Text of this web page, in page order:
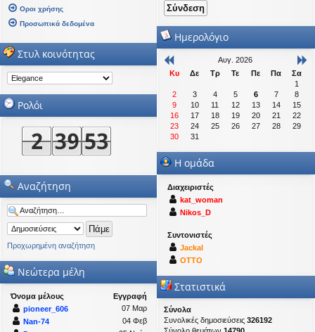
Οροι χρήσης
Προσωπικά δεδομένα
Στυλ κοινότητας
Ρολόι
Αναζήτηση
Προχωρημένη αναζήτηση
Νεώτερα μέλη
Όνομα μέλους
Εγγραφή
pioneer_606
07 Μαρ
Nan-74
04 Φεβ
Ημερολόγιο
Αυγ. 2026
Κυ
Δε Τρ Τε Πε Πα
Σα
1
2
3 4 5 6 7
8
9
10 11 12 13 14
15
16
17 18 19 20 21
22
23
24 25 26 27 28
29
30
31
Η ομάδα
Διαχειριστές
kat_woman
Nikos_D
Συντονιστές
Jackal
OTTO
Στατιστικά
Σύνολα
Συνολικές δημοσιεύσεις326192